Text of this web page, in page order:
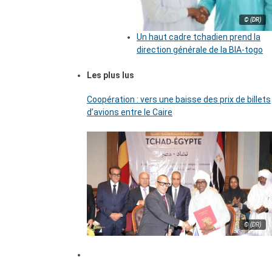
© (DR)
Un haut cadre tchadien prend la
direction générale de la BIA-togo
Les plus lus
Coopération : vers une baisse des prix de billets
d’avions entre le Caire
© (DR)